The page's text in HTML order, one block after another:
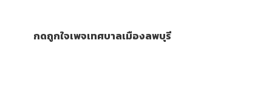
กดถูกใจเพจเทศบาลเมืองลพบุรี